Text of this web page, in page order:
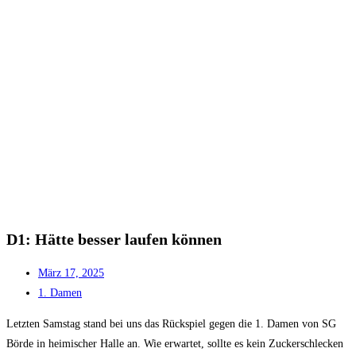
D1: Hätte besser laufen können
März 17, 2025
1. Damen
Letzten Samstag stand bei uns das Rückspiel gegen die 1. Damen von SG
Börde in heimischer Halle an. Wie erwartet, sollte es kein Zuckerschlecken